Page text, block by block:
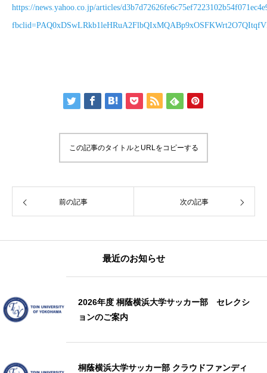
https://news.yahoo.co.jp/articles/
この記事のタイトルとURLをコピーする
前の記事 次の記事
最近のお知らせ
2026年度 桐蔭横浜大学サッカー部 セレクシ
ョンのご案内
桐蔭横浜大学サッカー部 クラウドファンディ